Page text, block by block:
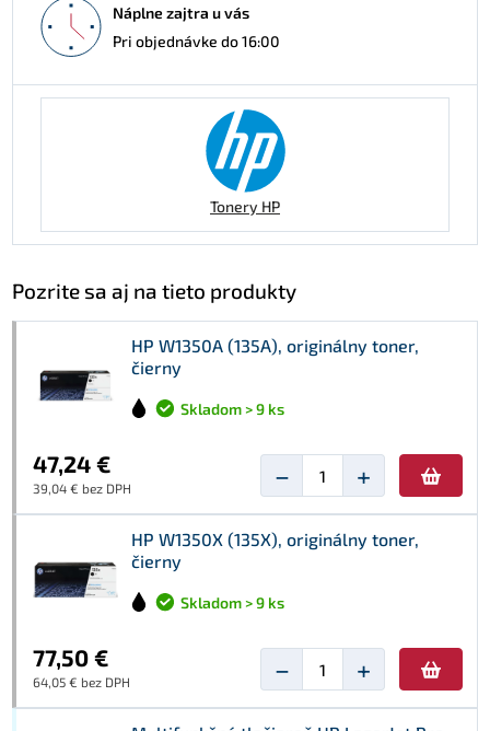
Náplne zajtra u vás
Pri objednávke do 16:00
Tonery HP
Pozrite sa aj na tieto produkty
HP W1350A (135A), originálny toner,
čierny
Skladom > 9 ks
47,24 €
39,04 € bez DPH − +
HP W1350X (135X), originálny toner,
čierny
Skladom > 9 ks
77,50 €
64,05 € bez DPH − +